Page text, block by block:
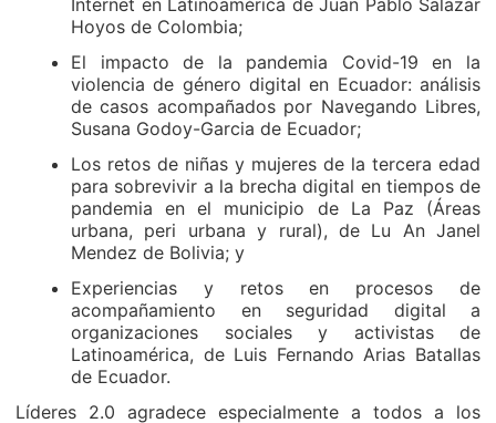
Internet en Latinoamérica de Juan Pablo Salazar
Hoyos de Colombia;
El impacto de la pandemia Covid-19 en la
violencia de género digital en Ecuador: análisis
de casos acompañados por Navegando Libres,
Susana Godoy-Garcia de Ecuador;
Los retos de niñas y mujeres de la tercera edad
para sobrevivir a la brecha digital en tiempos de
pandemia en el municipio de La Paz (Áreas
urbana, peri urbana y rural), de Lu An Janel
Mendez de Bolivia; y
Experiencias y retos en procesos de
acompañamiento en seguridad digital a
organizaciones sociales y activistas de
Latinoamérica, de Luis Fernando Arias Batallas
de Ecuador.
Líderes 2.0 agradece especialmente a todos a los